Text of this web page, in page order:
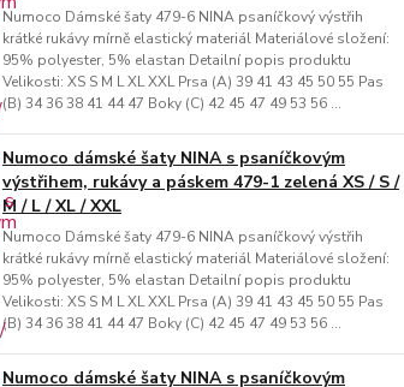
Numoco Dámské šaty 479-6 NINA psaníčkový výstřih
krátké rukávy mírně elastický materiál Materiálové složení:
95% polyester, 5% elastan Detailní popis produktu
Velikosti: XS S M L XL XXL Prsa (A) 39 41 43 45 50 55 Pas
(B) 34 36 38 41 44 47 Boky (C) 42 45 47 49 53 56 ...
Numoco dámské šaty NINA s psaníčkovým
výstřihem, rukávy a páskem 479-1 zelená XS / S /
M / L / XL / XXL
Numoco Dámské šaty 479-6 NINA psaníčkový výstřih
krátké rukávy mírně elastický materiál Materiálové složení:
95% polyester, 5% elastan Detailní popis produktu
Velikosti: XS S M L XL XXL Prsa (A) 39 41 43 45 50 55 Pas
(B) 34 36 38 41 44 47 Boky (C) 42 45 47 49 53 56 ...
Numoco dámské šaty NINA s psaníčkovým